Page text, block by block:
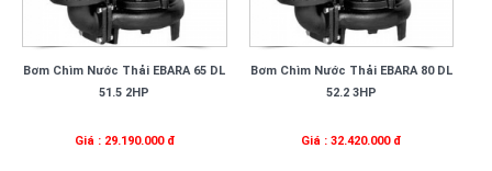
Bơm Chìm Nước Thải EBARA 65 DL
51.5 2HP
Giá : 29.190.000 đ
Bơm Chìm Nước Thải EBARA 80 DL
52.2 3HP
Giá : 32.420.000 đ